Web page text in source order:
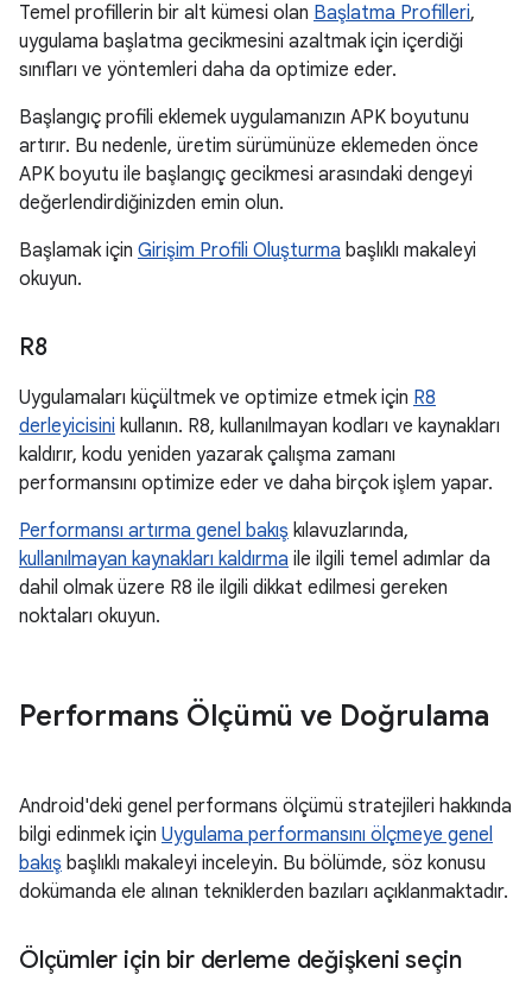
Temel profillerin bir alt kümesi olan Başlatma Profilleri,
uygulama başlatma gecikmesini azaltmak için içerdiği
sınıfları ve yöntemleri daha da optimize eder.
Başlangıç profili eklemek uygulamanızın APK boyutunu
artırır. Bu nedenle, üretim sürümünüze eklemeden önce
APK boyutu ile başlangıç gecikmesi arasındaki dengeyi
değerlendirdiğinizden emin olun.
Başlamak için Girişim Profili Oluşturma başlıklı makaleyi
okuyun.
R8
Uygulamaları küçültmek ve optimize etmek için R8
derleyicisini kullanın. R8, kullanılmayan kodları ve kaynakları
kaldırır, kodu yeniden yazarak çalışma zamanı
performansını optimize eder ve daha birçok işlem yapar.
Performansı artırma genel bakış kılavuzlarında,
kullanılmayan kaynakları kaldırma ile ilgili temel adımlar da
dahil olmak üzere R8 ile ilgili dikkat edilmesi gereken
noktaları okuyun.
Performans Ölçümü ve Doğrulama
Android'deki genel performans ölçümü stratejileri hakkında
bilgi edinmek için Uygulama performansını ölçmeye genel
bakış başlıklı makaleyi inceleyin. Bu bölümde, söz konusu
dokümanda ele alınan tekniklerden bazıları açıklanmaktadır.
Ölçümler için bir derleme değişkeni seçin